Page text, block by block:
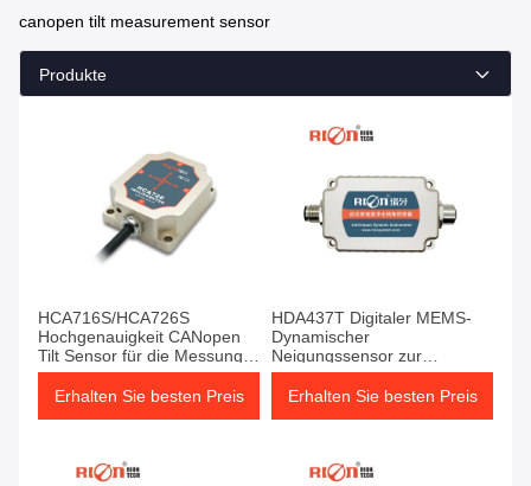
Passen 12
canopen tilt measurement sensor
Produkte
HCA716S/HCA726S
Hochgenauigkeit CANopen
Tilt Sensor für die Messung
der industriellen Neigung
Erhalten Sie besten Preis
HDA437T Digitaler MEMS-
Dynamischer
Neigungssensor zur
Neigungsmessung in
Bewegung oder Vibration
Erhalten Sie besten Preis